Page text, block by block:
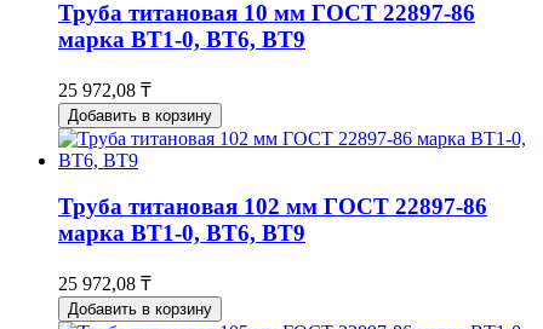
Труба титановая 10 мм ГОСТ 22897-86
марка ВТ1-0, ВТ6, ВТ9
25 972,08 ₸
Добавить в корзину
Труба титановая 102 мм ГОСТ 22897-86
марка ВТ1-0, ВТ6, ВТ9
25 972,08 ₸
Добавить в корзину